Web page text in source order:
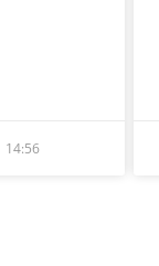
14:56